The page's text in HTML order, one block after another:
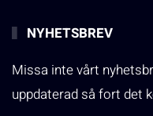
NYHETSBREV
Missa inte vårt
uppdaterad så fort det